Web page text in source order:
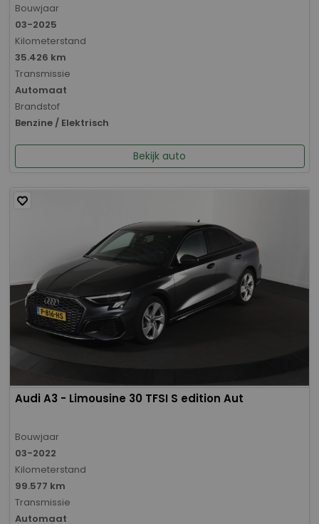
Bouwjaar
03-2025
Kilometerstand
35.426 km
Transmissie
Automaat
Brandstof
Benzine / Elektrisch
Bekijk auto
Audi A3 - Limousine 30 TFSI S edition Aut
Bouwjaar
03-2022
Kilometerstand
99.577 km
Transmissie
Automaat